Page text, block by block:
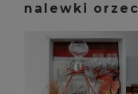
nalewki